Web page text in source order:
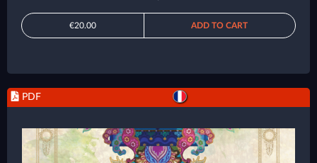
€20.00 ADD TO CART
PDF